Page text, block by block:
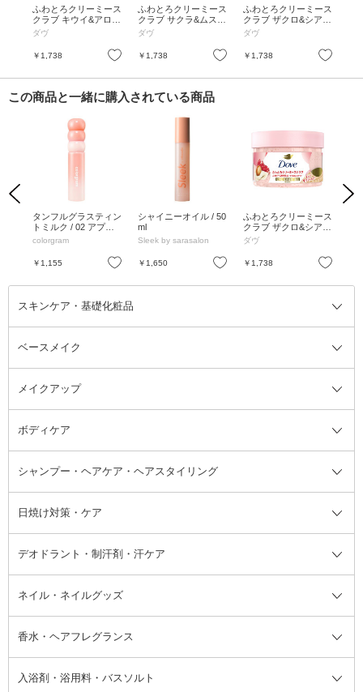
お気に入り
ふわとろクリーミース
クラブ キウイ&アロエ
/ 298g / キウイ&アロ
ダヴ
￥1,738 お気に入り
ふわとろクリーミース
クラブ サクラ&ムスク
/ 298g / サクラ&ムス
ダヴ
￥1,738 お気に入り
ふわとろクリーミース
クラブ ザクロ&シアバ
ター / 298g / ザクロ&
シアバター
ダヴ
￥1,738
この商品と一緒に購入されている商品
Previous
お気に入り
タンフルグラスティン
トミルク / 02 アプリ
コットデュー / 3g
colorgram
￥1,155 お気に入り
シャイニーオイル / 50
ml
Sleek by sarasalon
￥1,650 お気に入り
ふわとろクリーミース
クラブ ザクロ&シアバ
ター / 298g / ザクロ&
ダヴ
￥1,738
Next
スキンケア・基礎化粧品
スキンケア・基礎化粧品全て
洗顔料
美容液
オールインワン化粧品 フェイスクリーム
フェイスオイル・バーム
ブースター・導入液
洗い流すパック・マスク
リップクリーム・リップケア
顔用マッサージ料
ベースメイク
ベースメイク全て
BBクリーム
コンシーラー ファンデーション
フェイスパウダー
メイクアップ
メイクアップ全て
まつげ美容液 つけまつげ
アイシャドウ
アイブロウ・眉マスカラ
チーク
ハイライト・シェーディング
ボディケア
ボディケア全て
ボディソープ・ハンドソープ・石
けん
ボディケア
レッグ・フットケア
バストケア
ネイルケア
脱毛・除毛ケア
シャンプー・ヘアケア・ヘアスタイリング
シャンプー・ヘアケア・ヘアスタ
イリング全て
洗い流さないトリートメント
ヘアスタイリング剤
頭皮ケア・育毛剤
その他シャンプー・ヘアケア・ヘ
アスタイリング
日焼け対策・ケア
日焼け対策・ケア全て
サンオイル・タンニング
その他日焼け対策・UVケア
デオドラント・制汗剤・汗ケア
デオドラント・制汗剤・汗ケア全
て
フット用デオドラント・制汗剤・
汗ケア
ネイル・ネイルグッズ
ネイル・ネイルグッズ全て
ジェルネイル
香水・ヘアフレグランス
香水・ヘアフレグランス全て
入浴剤・浴用料・バスソルト